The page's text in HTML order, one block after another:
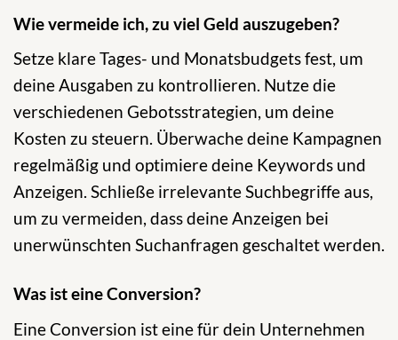
Wie vermeide ich, zu viel Geld auszugeben?
Setze klare Tages- und Monatsbudgets fest, um
deine Ausgaben zu kontrollieren. Nutze die
verschiedenen Gebotsstrategien, um deine
Kosten zu steuern. Überwache deine Kampagnen
regelmäßig und optimiere deine Keywords und
Anzeigen. Schließe irrelevante Suchbegriffe aus,
um zu vermeiden, dass deine Anzeigen bei
unerwünschten Suchanfragen geschaltet werden.
Was ist eine Conversion?
Eine Conversion ist eine für dein Unternehmen